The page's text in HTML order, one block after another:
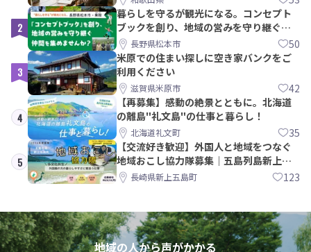
2
暮らしを守るが観光になる。コンセプト
ブックを創り、地域の営みを守り継ぐ仲
間を集めませんか？
長野県松本市 50
3
米原での住まい探しに空き家バンクをご
利用ください
滋賀県米原市 42
4
【再募集】感動の絶景とともに。北海道
の離島"礼文島"の仕事と暮らし！
北海道礼文町 35
5
【交流好き歓迎】外国人と地域をつなぐ
地域おこし協力隊募集｜五島列島新上五
島町長崎県新上五島町 123
地域の人から声がかかる